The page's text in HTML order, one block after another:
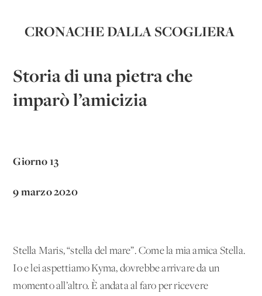
CRONACHE DALLA SCOGLIERA
Storia di una pietra che
imparò l’amicizia
Giorno 13
9 marzo 2020
Stella Maris, “stella del mare”. Come la mia amica Stella.
Io e lei aspettiamo Kyma, dovrebbe arrivare da un
momento all’altro. È andata al faro per ricevere